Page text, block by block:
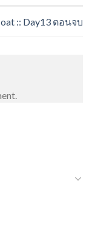
:: Day13 ตอนจบ